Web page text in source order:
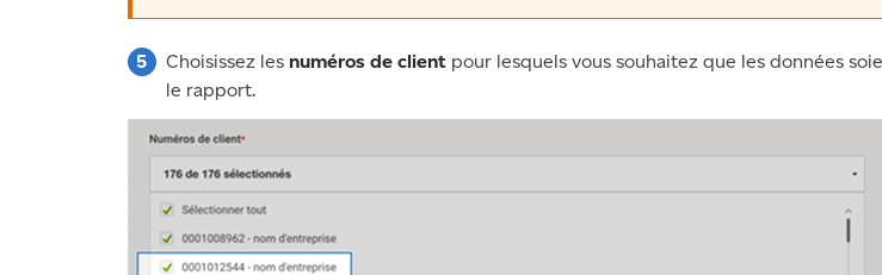
Choisissez les numéros de clientpour lesquels vous souhaitez que les données
le rapport.